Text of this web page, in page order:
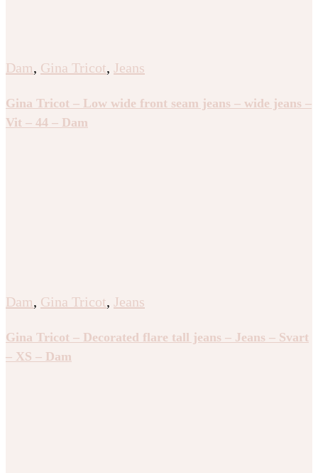
Dam, Gina Tricot, Jeans
Gina Tricot – Low wide front seam jeans – wide jeans –
Vit – 44 – Dam
Dam, Gina Tricot, Jeans
Gina Tricot – Decorated flare tall jeans – Jeans – Svart
– XS – Dam